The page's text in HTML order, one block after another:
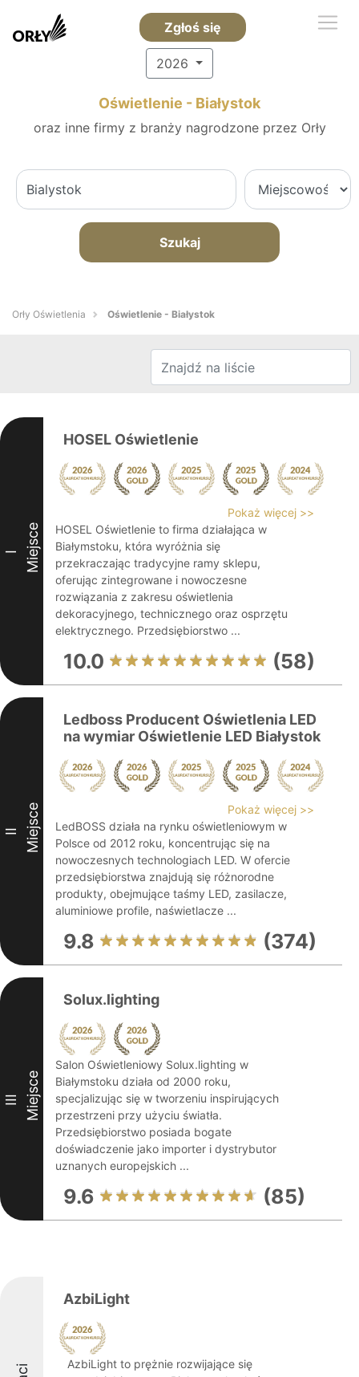
Zgłoś się
2026
Oświetlenie - Białystok
oraz inne firmy z branży nagrodzone przez Orły
Szukaj
Orły Oświetlenia Oświetlenie - Białystok
I Miejsce
HOSEL Oświetlenie
Pokaż więcej >>
HOSEL Oświetlenie to firma działająca w
Białymstoku, która wyróżnia się
przekraczając tradycyjne ramy sklepu,
oferując zintegrowane i nowoczesne
rozwiązania z zakresu oświetlenia
dekoracyjnego, technicznego oraz osprzętu
elektrycznego. Przedsiębiorstwo ...
10.0 (58)
II Miejsce
Ledboss Producent Oświetlenia LED
na wymiar Oświetlenie LED Białystok
Pokaż więcej >>
LedBOSS działa na rynku oświetleniowym w
Polsce od 2012 roku, koncentrując się na
nowoczesnych technologiach LED. W ofercie
przedsiębiorstwa znajdują się różnorodne
produkty, obejmujące taśmy LED, zasilacze,
aluminiowe profile, naświetlacze ...
9.8 (374)
III Miejsce
Solux.lighting
Salon Oświetleniowy Solux.lighting w
Białymstoku działa od 2000 roku,
specjalizując się w tworzeniu inspirujących
przestrzeni przy użyciu światła.
Przedsiębiorstwo posiada bogate
doświadczenie jako importer i dystrybutor
uznanych europejskich ...
9.6 (85)
AzbiLight
AzbiLight to prężnie rozwijające się